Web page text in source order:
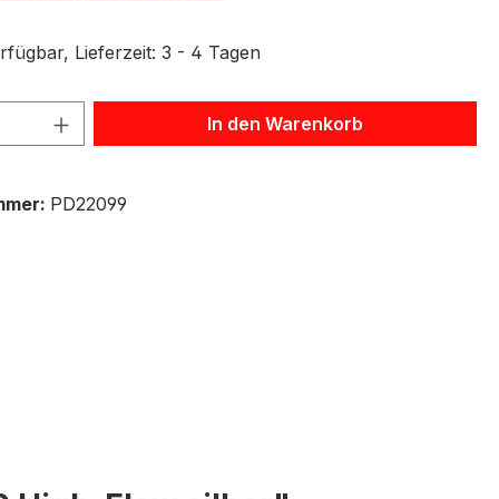
Lieferzeit: 3 - 4 Tagen
Anzahl: Gib den gewünschten Wert
In den Warenkorb
PD22099